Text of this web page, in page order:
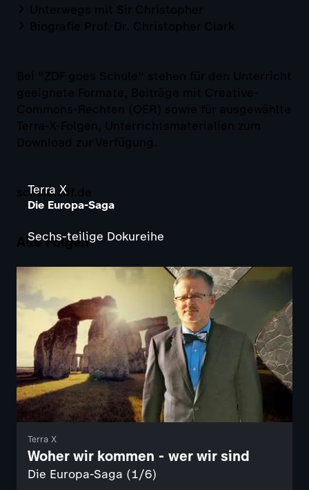
Unterwegs mit Sir Christopher
Biografie Prof. Dr. Christopher Clark
Bei "ZDF goes Schule" stehen für den Unterricht
geeignete Formate, Beiträge mit Creative-
Commons-Rechten (OER) sowie für ausgewählte
Terra-X-Folgen, Unterrichtsmaterialien zum
Download zur Verfügung.
schule.zdf.de
Alle Folgen
Terra X
Die Europa-Saga
Sechs-teilige Dokureihe
Terra X
Woher wir kommen - wer wir sind
Die Europa-Saga (1/6)